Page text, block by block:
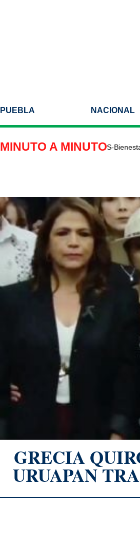
PUEBLA NACIONAL
MINUTO A MINUTO
Centro de Salud IMSS-Bienestar
GRECIA
URUAPAN